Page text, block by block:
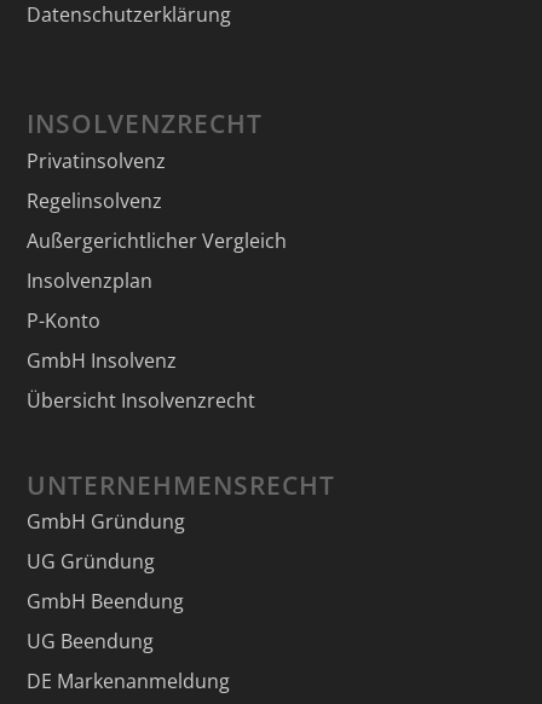
Datenschutzerklärung
INSOLVENZRECHT
Privatinsolvenz
Regelinsolvenz
Außergerichtlicher Vergleich
Insolvenzplan
P-Konto
GmbH Insolvenz
Übersicht Insolvenzrecht
UNTERNEHMENSRECHT
GmbH Gründung
UG Gründung
GmbH Beendung
UG Beendung
DE Markenanmeldung